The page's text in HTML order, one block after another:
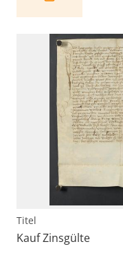
Titel
Kauf Zinsgülte